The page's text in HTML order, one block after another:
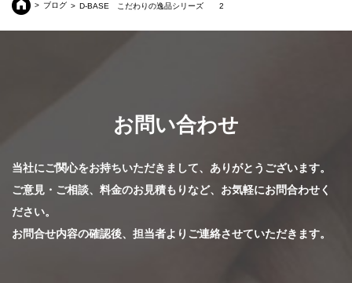
ブログ D-BASE こだわりの逸品シリーズ 2
お問い合わせ
当社にご関心をお持ちいただきまして、ありがとうございます。
ご意見・ご相談、料金のお見積もりなど、お気軽にお問合わせく
ださい。
お問合せ内容の確認後、担当者よりご連絡させていただきます。